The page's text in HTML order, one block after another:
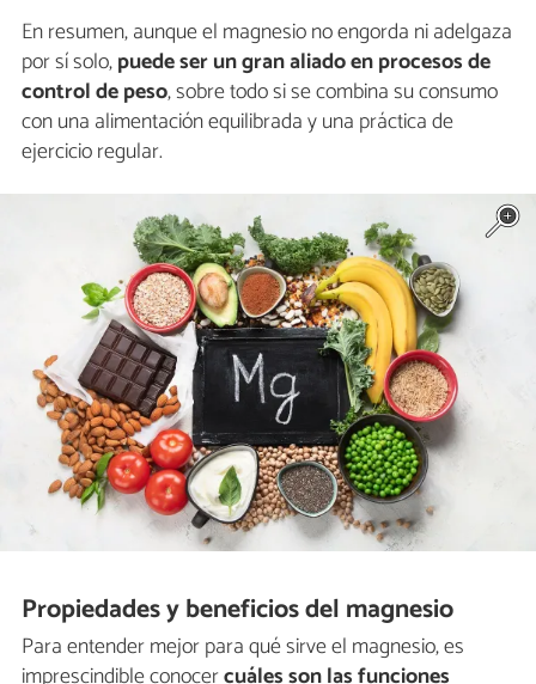
En resumen, aunque el magnesio no engorda ni adelgaza
por sí solo,puede ser un gran aliado en procesos de
control de peso, sobre todo si se combina su consumo
con una alimentación equilibrada y una práctica de
ejercicio regular.
Propiedades y beneficios del magnesio
Para entender mejor para qué sirve el magnesio, es
imprescindible conocercuáles son las funciones